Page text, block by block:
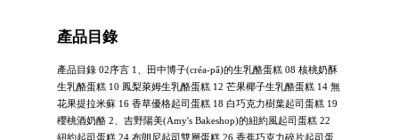
產品目錄
產品目錄 02序言 1、田中博子(créa-pâ)的生乳酪蛋糕 08 核桃奶酥
生乳酪蛋糕 10 鳳梨萊姆生乳酪蛋糕 12 芒果椰子生乳酪蛋糕 14 無
花果提拉米蘇 16 香草優格起司蛋糕 18 白巧克力樹葉起司蛋糕 19
櫻桃酒奶酪 2、吉野陽美(Amy's Bakeshop)的紐約風起司蛋糕 22
紐約起司蛋糕 24 布朗尼起司雙層蛋糕 26 香蕉巧克力碎片起司蛋